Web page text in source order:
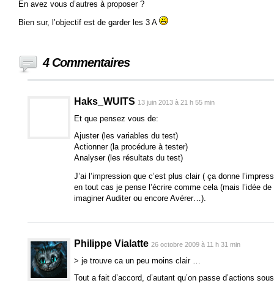
En avez vous d’autres à proposer ?
Bien sur, l’objectif est de garder les 3 A
4 Commentaires
Haks_WUITS 13 juin 2013 à 21 h 55 min
Et que pensez vous de:
Ajuster (les variables du test)
Actionner (la procédure à tester)
Analyser (les résultats du test)
J’ai l’impression que c’est plus clair ( ça donne
en tout cas je pense l’écrire comme cela (mais l’idée
imaginer Auditer ou encore Avérer…).
Philippe Vialatte 26 octobre 2009 à 11 h 31 min
> je trouve ca un peu moins clair …
Tout a fait d’accord, d’autant qu’on passe d’actions